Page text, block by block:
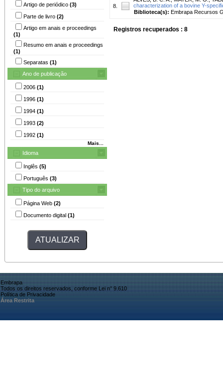
Artigo de periódico (3)
Parte de livro (2)
Artigo em anais e proceedings
(1)
Resumo em anais e proceedings
(1)
Separatas (1)
Ano de publicação
2006 (1)
1996 (1)
1994 (1)
1993 (2)
1992 (1)
Mais...
Idioma
Inglês (5)
Português (3)
Tipo do arquivo
Página Web (2)
Documento digital (1)
8.
characterization of a bovine Y-
Biblioteca(s): Embrapa Recursos
Registros recuperados : 8
Embrapa
Todos os direitos reservados, conforme Lei n° 9.610
Política de Privacidade
Área Restrita